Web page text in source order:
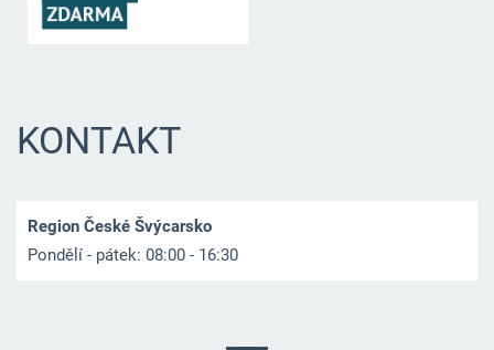
KONTAKT
Region České Švýcarsko
Pondělí - pátek: 08:00 - 16:30